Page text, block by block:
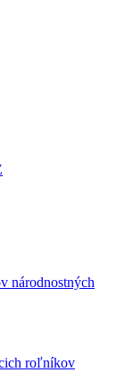
národnostných
roľníkov